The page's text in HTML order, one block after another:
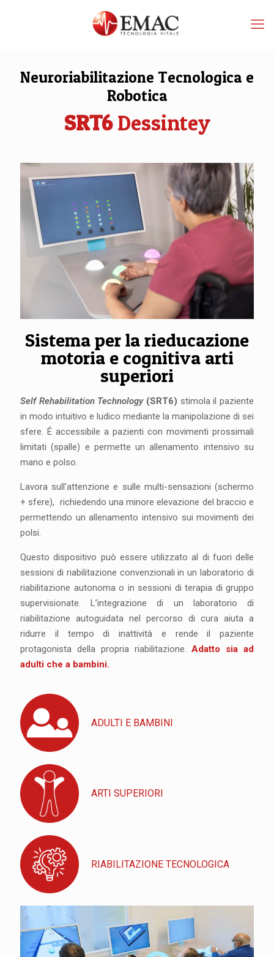
Neuroriabilitazione Tecnologica e
Robotica
SRT6Dessintey
Sistema per la rieducazione
motoria e cognitiva arti
superiori
Self Rehabilitation Technology (SRT6) stimola il paziente
in modo intuitivo e ludico mediante la manipolazione di sei
sfere. É accessibile a pazienti con movimenti prossimali
limitati (spalle) e permette un allenamento intensivo su
mano e polso.
Lavora sull'attenzione e sulle multi-sensazioni (schermo
+ sfere), richiedendo una minore elevazione del braccio e
permettendo un allenamento intensivo sui movimenti dei
polsi.
Questo dispositivo può essere utilizzato al di fuori delle
sessioni di riabilitazione convenzionali in un laboratorio di
riabilitazione autonoma o in sessioni di terapia di gruppo
supervisionate. L’integrazione di un laboratorio di
riabilitazione autoguidata nel percorso di cura aiuta a
ridurre il tempo di inattività e rende il paziente
protagonista della propria riabilitazione.Adatto sia ad
adulti che a bambini.
ADULTI E BAMBINI
ARTI SUPERIORI
RIABILITAZIONE TECNOLOGICA